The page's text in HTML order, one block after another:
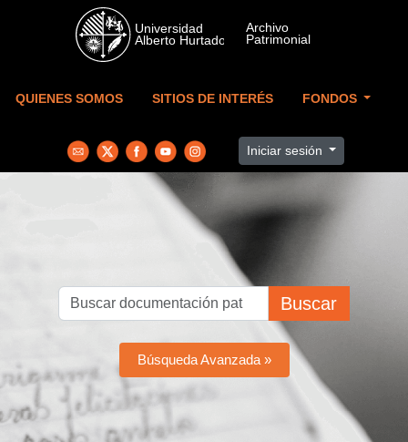
Skip to main content
QUIENES SOMOS SITIOS DE INTERÉS FONDOS
Iniciar sesión
Buscar
Búsqueda Avanzada »